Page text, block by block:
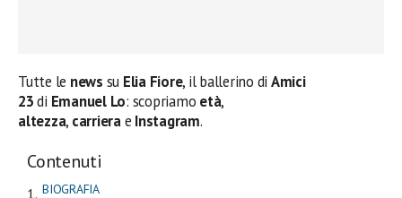
Tutte le news su Elia Fiore, il ballerino di Amici
23di Emanuel Lo: scopriamo età,
altezza, carrierae Instagram.
Contenuti
BIOGRAFIA